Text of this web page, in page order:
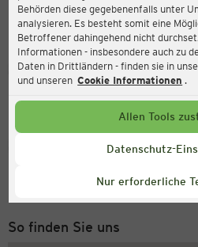
Behörden diese gegebenenfalls unter
analysieren. Es besteht somit eine
Betroffener dahingehend nicht
Informationen - insbesondere auch zu
Daten in Drittländern - finden sie in
und unseren Cookie Informationen .
Allen Tools
Datenschutz-
Nur erforderliche
Max Planck-Str. 9, 4840
Aktuell:
Geöffnet
Service Hotline
Montag bis Freitag 8-18 Uhr
So finden Sie uns